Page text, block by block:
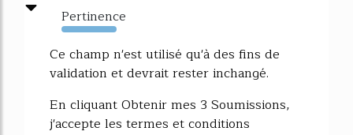
Pertinence
8078%
Ce champ n'est utilisé qu'à des fins de
validation et devrait rester inchangé.
En cliquant Obtenir mes 3 Soumissions,
j'accepte les termes et conditions